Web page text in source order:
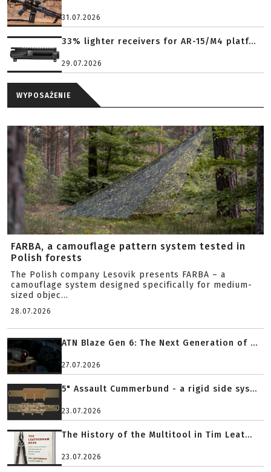
31.07.2026
33% lighter receivers for AR-15/M4 platf...
29.07.2026
WYPOSAŻENIE
FARBA, a camouflage pattern system tested in
Polish forests
The Polish company Lesovik presents FARBA – a
camouflage system designed specifically for medium-
sized objec...
28.07.2026
ATN Blaze Gen 6: The Next Generation of ...
27.07.2026
5" Assault Cummerbund - a rigid side sys...
23.07.2026
The History of the Multitool in Tim Leat...
23.07.2026